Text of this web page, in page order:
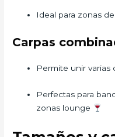
Ideal para zonas
Carpas
Permite unir varias
Perfectas para
zonas lounge